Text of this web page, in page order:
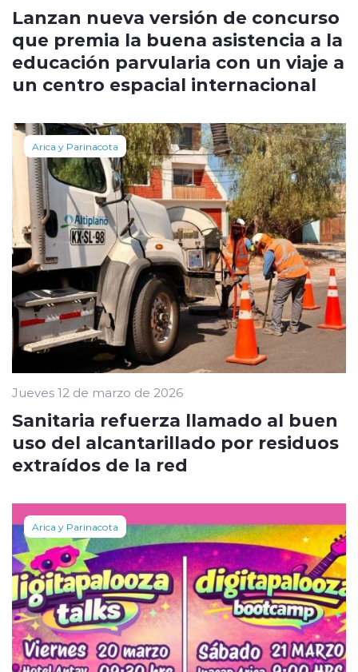
Lanzan nueva versión de concurso
que premia la buena asistencia a la
educación parvularia con un viaje a
un centro espacial internacional
Arica y Parinacota
Jueves 12 de marzo de 2026
Sanitaria refuerza llamado al buen
uso del alcantarillado por residuos
extraídos de la red
Arica y Parinacota